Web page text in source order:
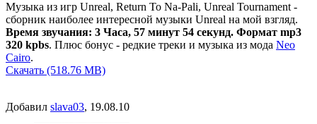
Музыка из игр Unreal, Return To Na-Pali, Unreal Tournament -
сборник наиболее интересной музыки Unreal на мой взгляд.
Время звучания: 3 Часа, 57 минут 54 секунд. Формат mp3
320 kpbs. Плюс бонус - редкие треки и музыка из мода Neo
Cairo.
Скачать (518.76 MB)
Добавил slava03, 19.08.10